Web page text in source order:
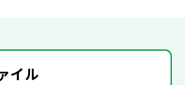
イル